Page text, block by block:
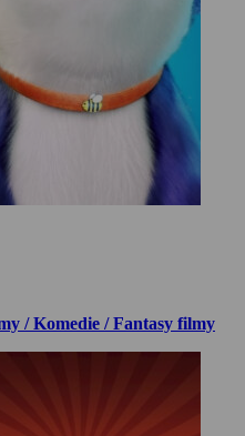
/ Komedie / Fantasy filmy